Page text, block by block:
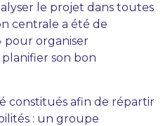
le projet dans toutes
centrale a été de
pour organiser
son bon
constitués afin de répartir
: un groupe